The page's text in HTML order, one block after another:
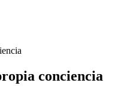
conciencia